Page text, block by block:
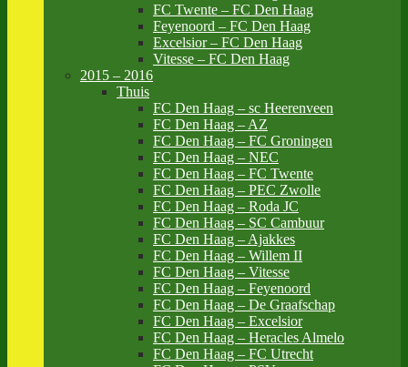
FC Twente – FC Den Haag
Feyenoord – FC Den Haag
Excelsior – FC Den Haag
Vitesse – FC Den Haag
2015 – 2016
Thuis
FC Den Haag – sc Heerenveen
FC Den Haag – AZ
FC Den Haag – FC Groningen
FC Den Haag – NEC
FC Den Haag – FC Twente
FC Den Haag – PEC Zwolle
FC Den Haag – Roda JC
FC Den Haag – SC Cambuur
FC Den Haag – Ajakkes
FC Den Haag – Willem II
FC Den Haag – Vitesse
FC Den Haag – Feyenoord
FC Den Haag – De Graafschap
FC Den Haag – Excelsior
FC Den Haag – Heracles Almelo
FC Den Haag – FC Utrecht